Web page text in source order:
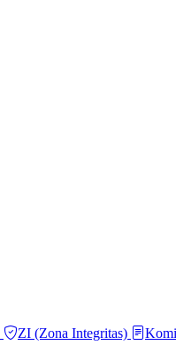
ZI (Zona Integritas)